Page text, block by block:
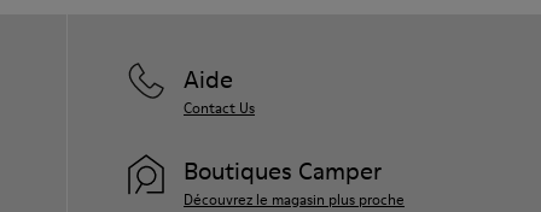
Aide
Contact Us
Boutiques Camper
Découvrez le magasin plus proche